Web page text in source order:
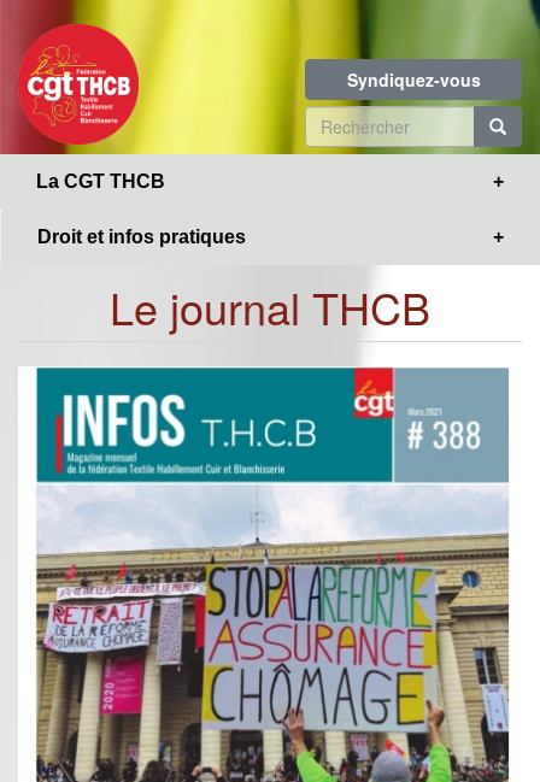
contenu
principal
Syndiquez-vous
Formulaire
de
La CGT THCB
Droit et infos pratiques
Le journal THCB